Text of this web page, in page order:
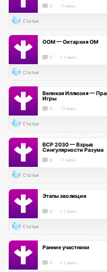
0 ~1 мин.
Статья
ООМ — Октархия ОМ
0 < 1 мин.
Статья
Великая Иллюзия —
Игры
0 ~3 мин.
Статья
ВСР 2030 — Взрыв
Сингулярности Разума
0 ~1 мин.
Статья
Этапы эволюции
0 < 1 мин.
Статья
Ранние участники
0 < 1 мин.